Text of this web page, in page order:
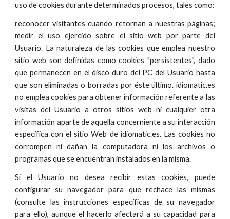
uso de cookies durante determinados procesos, tales como:
reconocer visitantes cuando retornan a nuestras páginas;
medir el uso ejercido sobre el sitio web por parte del
Usuario. La naturaleza de las cookies que emplea nuestro
sitio web son definidas como cookies "persistentes", dado
que permanecen en el disco duro del PC del Usuario hasta
que son eliminadas o borradas por éste último. idiomatic.es
no emplea cookies para obtener información referente a las
visitas del Usuario a otros sitios web ni cualquier otra
información aparte de aquella concerniente a su interacción
específica con el sitio Web de idiomatic.es. Las cookies no
corrompen ni dañan la computadora ni los archivos o
programas que se encuentran instalados en la misma.
Si el Usuario no desea recibir estas cookies, puede
configurar su navegador para que rechace las mismas
(consulte las instrucciones específicas de su navegador
para ello), aunque el hacerlo afectará a su capacidad para